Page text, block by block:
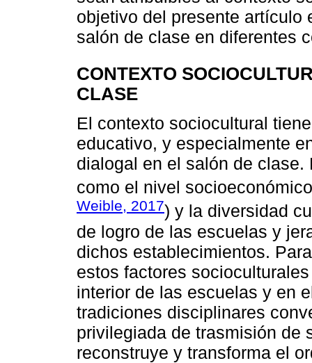
objetivo del presente artículo
salón de clase en diferentes
CONTEXTO
CLASE
El contexto sociocultural
educativo, y especialmente
dialogal en el salón de
como el nivel
Weible, 2017) y la diversidad
de logro de las escuelas y
dichos establecimientos.
estos factores
interior de las escuelas y en
tradiciones disciplinares
privilegiada de trasmisión de
reconstruye y transforma el